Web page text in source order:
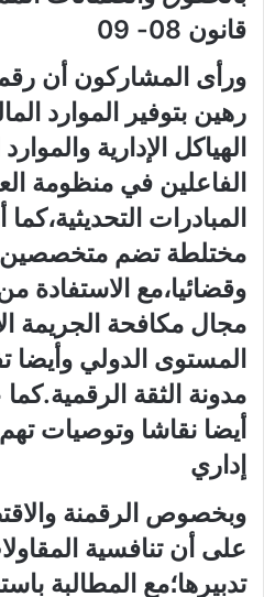
قانون 08- 09
ورأى المشاركون أن
رهين بتوفير الموارد
الهياكل الإدارية
الفاعلين في منظومة
المبادرات
مختلطة تضم متخصصين
وقضائيا،مع الاستفادة
مجال مكافحة الجريمة
المستوى الدولي
مدونة الثقة
أيضا نقاشا وتوصيات
إداري
وبخصوص الرقمنة
على أن تنافسية
تدبيرها؛مع المطالبة